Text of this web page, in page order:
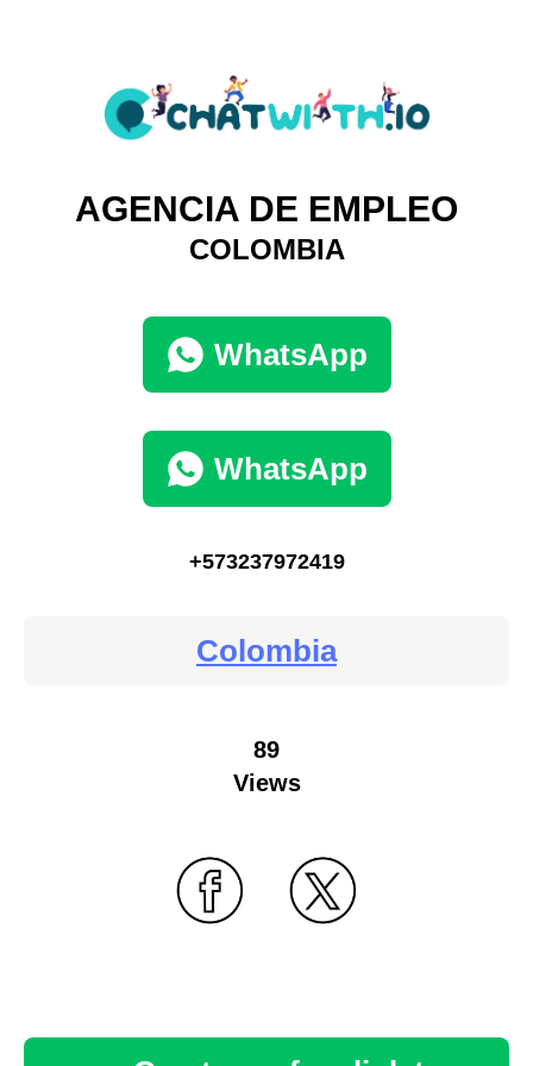
AGENCIA DE EMPLEO
COLOMBIA
WhatsApp
WhatsApp
+573237972419
Colombia
89
Views